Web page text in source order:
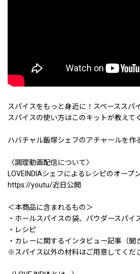
スパイスをもっと身近に！スペーススパ
スパイスの使い方はこのキットが教えて
ハバチャル飯塚シェフのアチャールを作
〈調理動画配信について〉
LOVEINDIAシェフによるレシピのオー
https://youtu/近日公開
＜本商品に含まれるもの＞
・ホールスパイスの袋、パウダースパイ
・レシピ
・カレーに関するインタビュー記事（聞
※スパイス以外の材料はご用意してくだ